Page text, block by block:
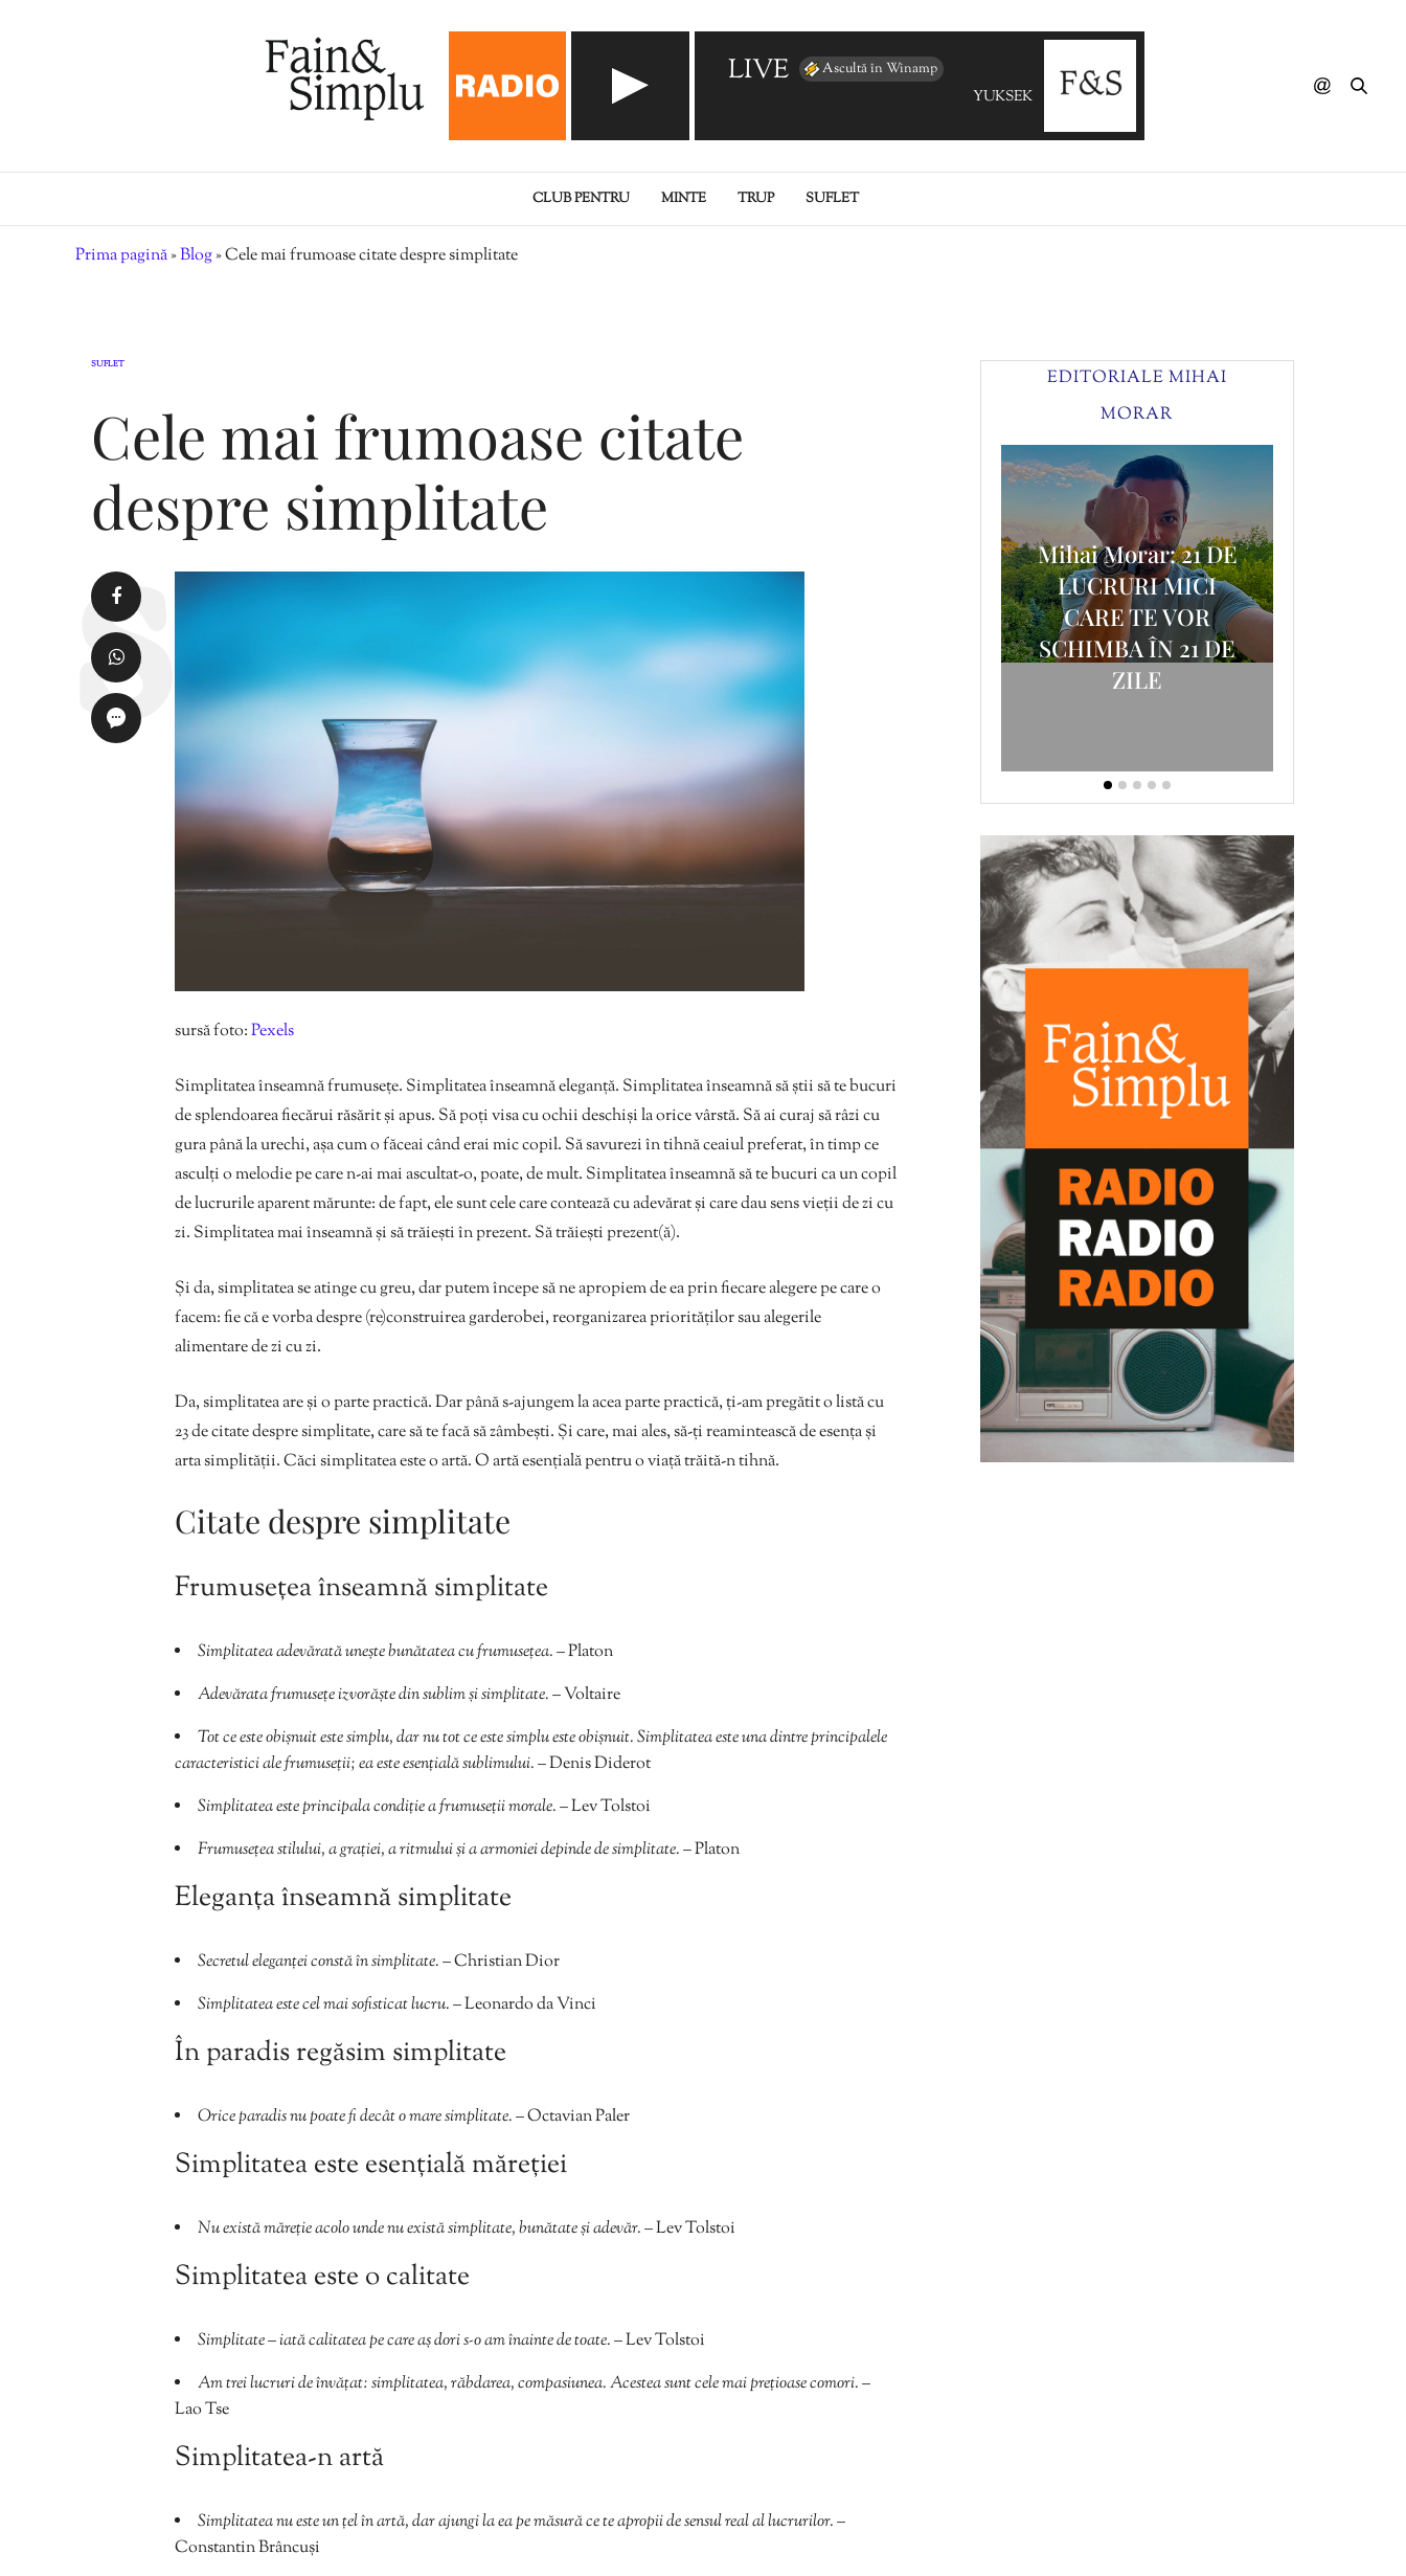
LIVE Ascultă în Winamp
YUKSEK - Do Beijo
CLUB PENTRU MINTE TRUP SUFLET
Prima pagină»Blog»Cele mai frumoase citate despre simplitate
SUFLET
Cele mai frumoase citate
despre simplitate
sursă foto:Pexels
Simplitatea înseamnă frumusețe. Simplitatea înseamnă eleganță. Simplitatea înseamnă să știi să te bucuri
de splendoarea fiecărui răsărit și apus. Să poți visa cu ochii deschiși la orice vârstă. Să ai curaj să râzi cu
gura până la urechi, așa cum o făceai când erai mic copil. Să savurezi în tihnă ceaiul preferat, în timp ce
asculți o melodie pe care n-ai mai ascultat-o, poate, de mult. Simplitatea înseamnă să te bucuri ca un copil
de lucrurile aparent mărunte: de fapt, ele sunt cele care contează cu adevărat și care dau sens vieții de zi cu
zi. Simplitatea mai înseamnă și să trăiești în prezent. Să trăiești prezent(ă).
Și da, simplitatea se atinge cu greu, dar putem începe să ne apropiem de ea prin fiecare alegere pe care o
facem: fie că e vorba despre (re)construirea garderobei, reorganizarea priorităților sau alegerile
alimentare de zi cu zi.
Da, simplitatea are și o parte practică. Dar până s-ajungem la acea parte practică, ți-am pregătit o listă cu
23 de citate despre simplitate, care să te facă să zâmbești. Și care, mai ales, să-ți reamintească de esența și
arta simplității. Căci simplitatea este o artă. O artă esențială pentru o viață trăită-n tihnă.
Citate despre simplitate
Frumusețea înseamnă simplitate
Simplitatea adevărată unește bunătatea cu frumusețea.– Platon
Adevărata frumusețe izvorăște din sublim și simplitate.– Voltaire
Tot ce este obișnuit este simplu, dar nu tot ce este simplu este obișnuit. Simplitatea este una dintre principalele
caracteristici ale frumuseții; ea este esențială sublimului.– Denis Diderot
Simplitatea este principala condiție a frumuseții morale.– Lev Tolstoi
Frumusețea stilului, a grației, a ritmului și a armoniei depinde de simplitate.– Platon
Eleganța înseamnă simplitate
Secretul eleganței constă în simplitate.– Christian Dior
Simplitatea este cel mai sofisticat lucru.– Leonardo da Vinci
În paradis regăsim simplitate
Orice paradis nu poate fi decât o mare simplitate.– Octavian Paler
Simplitatea este esențială măreției
Nu există măreție acolo unde nu există simplitate, bunătate și adevăr.– Lev Tolstoi
Simplitatea este o calitate
Simplitate – iată calitatea pe care aș dori s-o am înainte de toate.– Lev Tolstoi
Am trei lucruri de învățat: simplitatea, răbdarea, compasiunea. Acestea sunt cele mai prețioase comori.–
Lao Tse
Simplitatea-n artă
Simplitatea nu este un țel în artă, dar ajungi la ea pe măsură ce te apropii de sensul real al lucrurilor.–
Constantin Brâncuși
EDITORIALE MIHAI
MORAR
Editorial Mihai
SALVAT PE FĂT-
Mihai Morar: 21 DE
LUCRURI MICI
CARE TE VOR
SCHIMBA ÎN 21 DE
ZILE